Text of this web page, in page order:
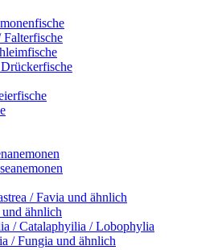
/ Favia und ähnlich
ähnlich
/ Catalaphyilia / Lobophylia
/ Fungia und ähnlich